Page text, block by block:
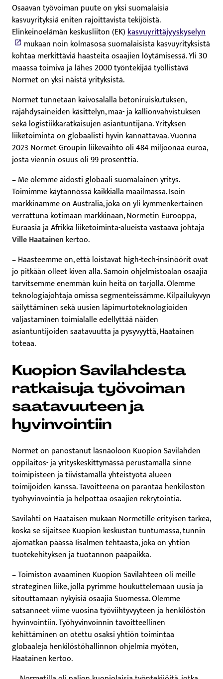
Osaavan työvoiman puute on yksi suomalaisia
kasvuyrityksiä eniten rajoittavista tekijöistä.
Elinkeinoelämän keskusliiton (EK)kasvuyrittäjyyskyselyn
mukaan noin kolmasosa suomalaisista kasvuyrityksistä
kohtaa merkittäviä haasteita osaajien löytämisessä. Yli 30
maassa toimiva ja lähes 2000 työntekijää työllistävä
Normet on yksi näistä yrityksistä.
Normet tunnetaan kaivosalalla betoniruiskutuksen,
räjähdysaineiden käsittelyn, maa- ja kallionvahvistuksen
sekä logistiikkaratkaisujen asiantuntijana. Yrityksen
liiketoiminta on globaalisti hyvin kannattavaa. Vuonna
2023 Normet Groupin liikevaihto oli 484 miljoonaa euroa,
josta viennin osuus oli 99 prosenttia.
– Me olemme aidosti globaali suomalainen yritys.
Toimimme käytännössä kaikkialla maailmassa. Isoin
markkinamme on Australia, joka on yli kymmenkertainen
verrattuna kotimaan markkinaan, Normetin Eurooppa,
Euraasia ja Afrikka liiketoiminta-alueista vastaava johtaja
Ville Haatainen kertoo.
– Haasteemme on, että loistavat high-tech-insinöörit ovat
jo pitkään olleet kiven alla. Samoin ohjelmistoalan osaajia
tarvitsemme enemmän kuin heitä on tarjolla. Olemme
teknologiajohtaja omissa segmenteissämme. Kilpailukyvyn
säilyttäminen sekä uusien läpimurtoteknologioiden
valjastaminen toimialalle edellyttää näiden
asiantuntijoiden saatavuutta ja pysyvyyttä, Haatainen
toteaa.
Kuopion Savilahdesta
ratkaisuja työvoiman
saatavuuteen ja
hyvinvointiin
Normet on panostanut läsnäoloon Kuopion Savilahden
oppilaitos- ja yrityskeskittymässä perustamalla sinne
toimipisteen ja tiivistämällä yhteistyötä alueen
toimijoiden kanssa. Tavoitteena on parantaa henkilöstön
työhyvinvointia ja helpottaa osaajien rekrytointia.
Savilahti on Haataisen mukaan Normetille erityisen tärkeä,
koska se sijaitsee Kuopion keskustan tuntumassa, tunnin
ajomatkan päässä Iisalmen tehtaasta, joka on yhtiön
tuotekehityksen ja tuotannon pääpaikka.
– Toimiston avaaminen Kuopion Savilahteen oli meille
strateginen liike, jolla pyrimme houkuttelemaan uusia ja
sitouttamaan nykyisiä osaajia Suomessa. Olemme
satsanneet viime vuosina työviihtyvyyteen ja henkilöstön
hyvinvointiin. Työhyvinvoinnin tavoitteellinen
kehittäminen on otettu osaksi yhtiön toimintaa
globaaleja henkilöstöhallinnon ohjelmia myöten,
Haatainen kertoo.